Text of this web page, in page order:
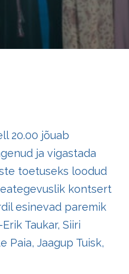
20.00 jõuab
ja vigastada
toetuseks loodud
kontsert
esinevad paremik
Taukar, Siiri
Paia, Jaagup Tuisk,